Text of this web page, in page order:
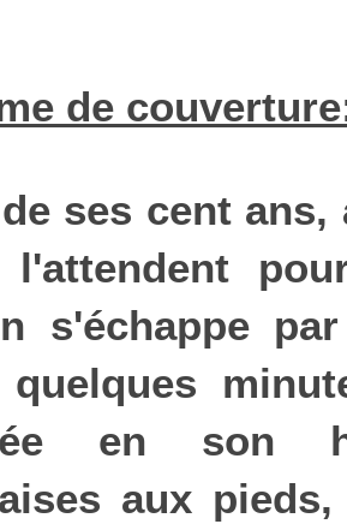
de
ses cent
s'échappe
quelques
en son
aux